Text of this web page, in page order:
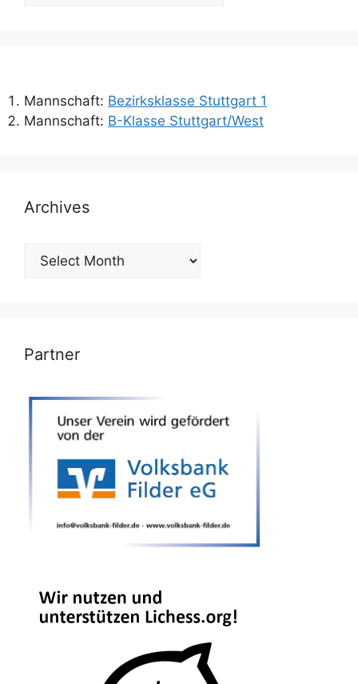
Mannschaft: Bezirksklasse Stuttgart 1
Mannschaft: B-Klasse Stuttgart/West
Archives
Archives
Partner